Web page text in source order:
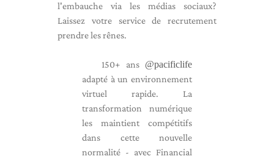
l'embauche via les médias sociaux?
Laissez votre service de recrutement
prendre les rênes.
150+ ans @pacificlife
adapté à un environnement
virtuel rapide. La
transformation numérique
les maintient compétitifs
dans cette nouvelle
normalité - avec Financial